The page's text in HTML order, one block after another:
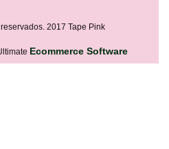
2017 Tape Pink
Ecommerce Software